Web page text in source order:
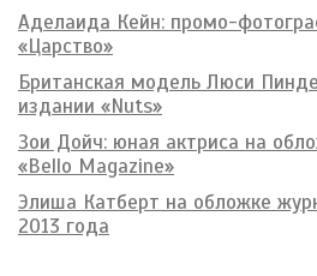
Аделаида Кейн: промо-
«Царство»
Британская модель Люси
издании «Nuts»
Зои Дойч: юная актриса на
«Bello Magazine»
Элиша Катберт на обложке
2013 года